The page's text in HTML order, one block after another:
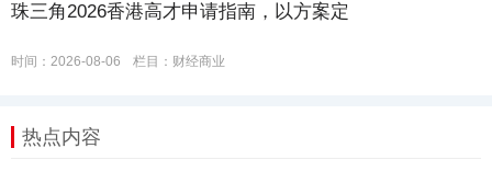
珠三角2026香港高才申请指南，以方案定
时间：2026-08-06 栏目： 财经商业
热点内容